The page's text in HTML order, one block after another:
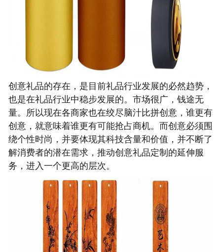
创意礼品的存在，是目前礼品行业发展的必然趋势，
也是在礼品行业中稳步发展的。市场很广，钱途无
量。所以现在各商家也在绞尽脑汁比拼创意，谁更有
创意，就意味着谁更有可能抢占商机。而创意必须围
绕个性时尚，并要体现其科技含量和价值，并不断了
解消费者的潜在需求，推动创意礼品定制的延伸服
务，进入一个更高的层次。